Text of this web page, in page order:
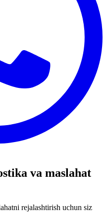
va maslahat
rejalashtirish uchun siz